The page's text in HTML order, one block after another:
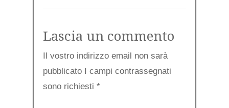
Lascia un commento
Il vostro indirizzo email non sarà
pubblicato I campi contrassegnati
sono richiesti *